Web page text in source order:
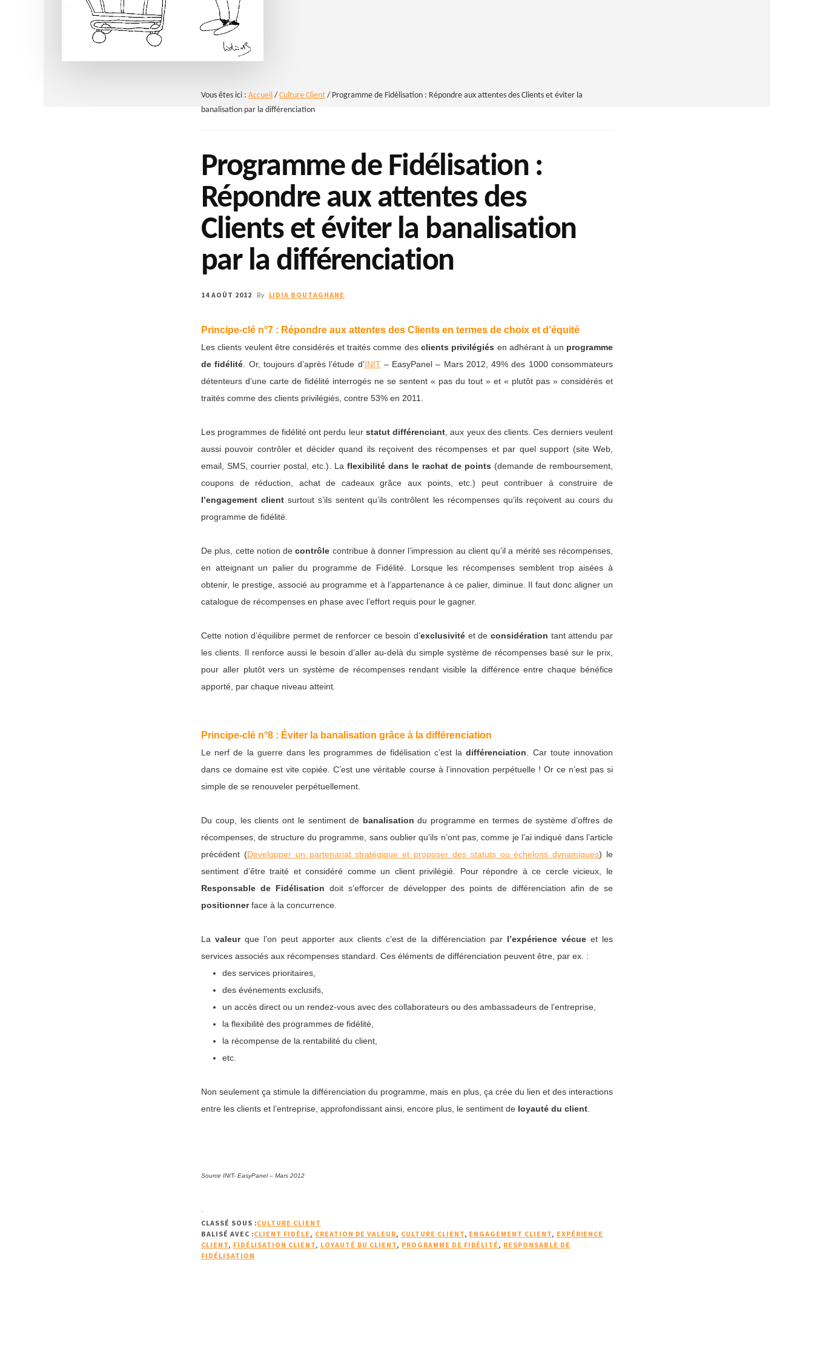
Vous êtes ici : Accueil / Culture Client / Programme de Fidélisation : Répondre aux attentes des Clients et éviter la
banalisation par la différenciation
Programme de Fidélisation :
Répondre aux attentes des
Clients et éviter la banalisation
par la différenciation
14 AOÛT 2012 By LIDIA BOUTAGHANE
Principe-clé n°7 : Répondre aux attentes des Clients en termes de choix et d’équité
Les clients veulent être considérés et traités comme des clients privilégiés en adhérant à un programme
de fidélité . Or, toujours d’après l’étude d’INIT– EasyPanel – Mars 2012, 49% des 1000 consommateurs
détenteurs d’une carte de fidélité interrogés ne se sentent « pas du tout » et « plutôt pas » considérés et
traités comme des clients privilégiés, contre 53% en 2011.
Les programmes de fidélité ont perdu leur statut différenciant , aux yeux des clients. Ces derniers veulent
aussi pouvoir contrôler et décider quand ils reçoivent des récompenses et par quel support (site Web,
email, SMS, courrier postal, etc.). La flexibilité dans le rachat de points (demande de remboursement,
coupons de réduction, achat de cadeaux grâce aux points, etc.) peut contribuer à construire de
l’engagement client surtout s’ils sentent qu’ils contrôlent les récompenses qu’ils reçoivent au cours du
programme de fidélité.
De plus, cette notion decontrôle contribue à donner l’impression au client qu’il a mérité ses récompenses,
en atteignant un palier du programme de Fidélité. Lorsque les récompenses semblent trop aisées à
obtenir, le prestige, associé au programme et à l’appartenance à ce palier, diminue. Il faut donc aligner un
catalogue de récompenses en phase avec l’effort requis pour le gagner.
Cette notion d’équilibre permet de renforcer ce besoin d’exclusivité et deconsidération tant attendu par
les clients. Il renforce aussi le besoin d’aller au-delà du simple système de récompenses basé sur le prix,
pour aller plutôt vers un système de récompenses rendant visible la différence entre chaque bénéfice
apporté, par chaque niveau atteint.
Principe-clé n°8 : Éviter la banalisation grâce à la différenciation
Le nerf de la guerre dans les programmes de fidélisation c’est ladifférenciation . Car toute innovation
dans ce domaine est vite copiée. C’est une véritable course à l’innovation perpétuelle ! Or ce n’est pas si
simple de se renouveler perpétuellement.
Du coup, les clients ont le sentiment de banalisation du programme en termes de système d’offres de
récompenses, de structure du programme, sans oublier qu’ils n’ont pas, comme je l’ai indiqué dans l’article
précédent (Développer un partenariat stratégique et proposer des statuts ou échelons dynamiques) le
sentiment d’être traité et considéré comme un client privilégié. Pour répondre à ce cercle vicieux, le
Responsable de Fidélisation doit s’efforcer de développer des points de différenciation afin de se
positionnerface à la concurrence.
La valeurque l’on peut apporter aux clients c’est de la différenciation par l’expérience vécueet les
services associés aux récompenses standard. Ces éléments de différenciation peuvent être, par ex. :
des services prioritaires,
des événements exclusifs,
un accès direct ou un rendez-vous avec des collaborateurs ou des ambassadeurs de l’entreprise,
la flexibilité des programmes de fidélité,
la récompense de la rentabilité du client,
etc.
Non seulement ça stimule la différenciation du programme, mais en plus, ça crée du lien et des interactions
entre les clients et l’entreprise, approfondissant ainsi, encore plus, le sentiment de loyauté du client
Source INIT- EasyPanel – Mars 2012
.
CLASSÉ SOUS :CULTURE CLIENT
BALISÉ AVEC :CLIENT FIDÈLE , CREATION DE VALEUR, CULTURE CLIENT, ENGAGEMENT CLIENT, EXPÉRIENCE
CLIENT, FIDÉLISATION CLIENT, LOYAUTÉ DU CLIENT, PROGRAMME DE FIDÉLITÉ , RESPONSABLE DE
FIDÉLISATION